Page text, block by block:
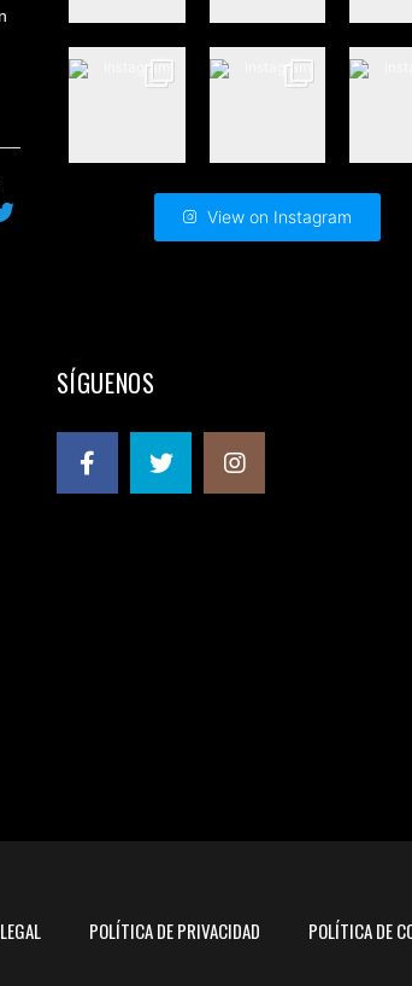
View on Instagram
SÍGUENOS
POLÍTICA DE PRIVACIDAD POLÍTICA DE